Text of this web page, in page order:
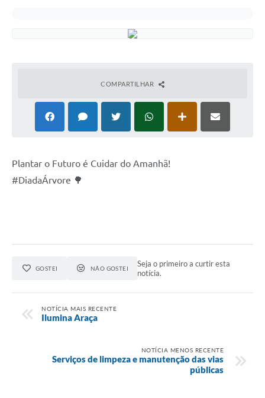
COMPARTILHAR
Plantar o Futuro é Cuidar do Amanhã!
#DiadaÁrvore 🌳
GOSTEI NÃO GOSTEI
Seja o primeiro a curtir esta
notícia.
NOTÍCIA MAIS RECENTE
Ilumina Araça
NOTÍCIA MENOS RECENTE
Serviços de limpeza e manutenção das vias
públicas